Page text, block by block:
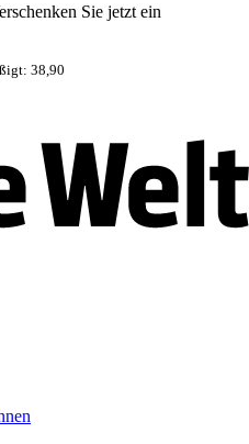
Sie jetzt ein
38,90